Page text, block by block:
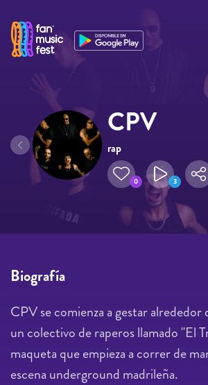
CPV
rap
0 3
Biografía
CPV se comienza a gestar
un colectivo de raperos llamado "El
maqueta que empieza a correr de
escena underground madrileña.